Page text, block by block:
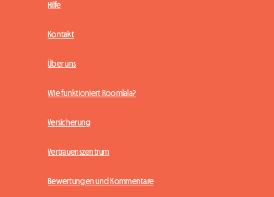
Hilfe
Kontakt
Über uns
Wie funktioniert Roomlala?
Versicherung
Vertrauenszentrum
Bewertungen und Kommentare